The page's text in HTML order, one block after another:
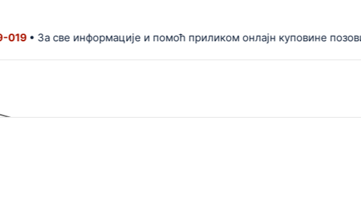
• За све информације и помоћ приликом онлајн куповине позовите: